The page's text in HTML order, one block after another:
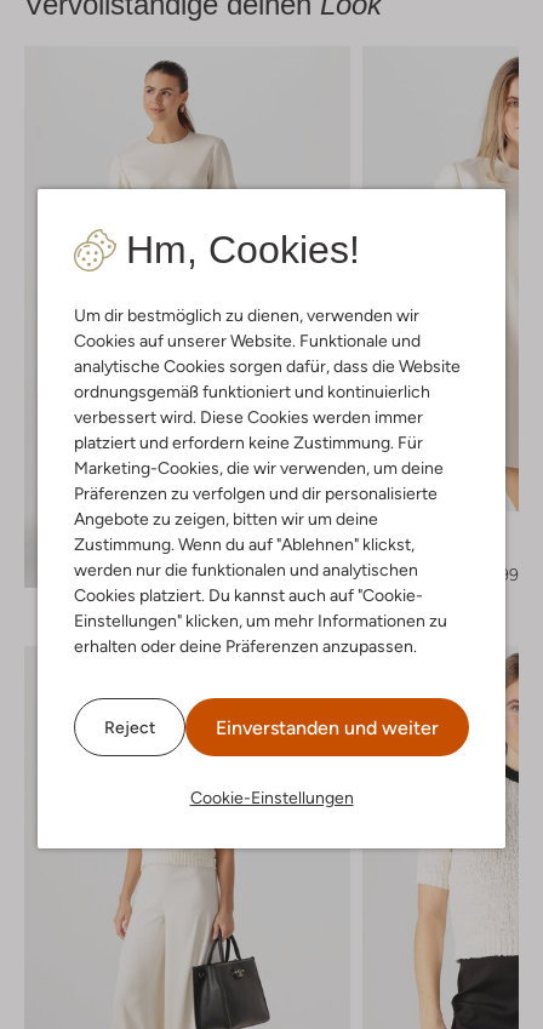
Hm, Cookies!
Um dir bestmöglich zu dienen, verwenden wir
Cookies auf unserer Website. Funktionale und
analytische Cookies sorgen dafür, dass die Website
ordnungsgemäß funktioniert und kontinuierlich
verbessert wird. Diese Cookies werden immer
platziert und erfordern keine Zustimmung. Für
Marketing-Cookies, die wir verwenden, um deine
Präferenzen zu verfolgen und dir personalisierte
Angebote zu zeigen, bitten wir um deine
Zustimmung. Wenn du auf "Ablehnen" klickst,
werden nur die funktionalen und analytischen
Cookies platziert. Du kannst auch auf "Cookie-
Einstellungen" klicken, um mehr Informationen zu
erhalten oder deine Präferenzen anzupassen.
Reject Einverstanden und weiter
Cookie-Einstellungen
Entdecke den Look
Letzter Artikel
-60%
Minikleid
€ 239,99
€ 95,99